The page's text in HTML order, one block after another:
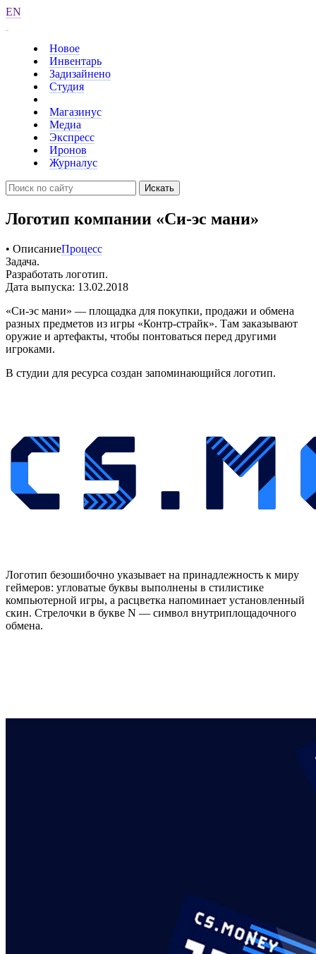
EN
Новое
Инвентарь
Задизайнено
Студия
Магазинус
Медиа
Экспресс
Иронов
Журналус
Искать
Логотип компании «Си-эс мани»
• ОписаниеПроцесс
Задача.
Разработать логотип.
Дата выпуска: 13.02.2018
«Си-эс мани» — площадка для покупки, продажи и обмена
разных предметов из игры «Контр-страйк». Там заказывают
оружие и артефакты, чтобы понтоваться перед другими
игроками.
В студии для ресурса создан запоминающийся логотип.
Логотип безошибочно указывает на принадлежность к миру
геймеров: угловатые буквы выполнены в стилистике
компьютерной игры, а расцветка напоминает установленный
скин. Стрелочки в букве N — символ внутриплощадочного
обмена.